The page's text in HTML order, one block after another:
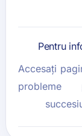
Pentru
Accesați
probleme